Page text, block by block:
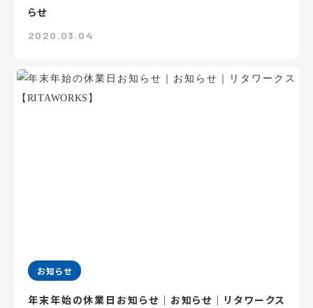
らせ
2020.03.04
お知らせ
年末年始の休業日お知らせ｜お知らせ｜リタワークス